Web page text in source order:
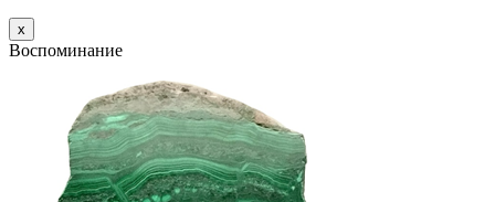
х
Воспоминание